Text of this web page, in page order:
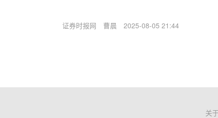
证券时报网 曹晨 2025-08-05 21:44
关